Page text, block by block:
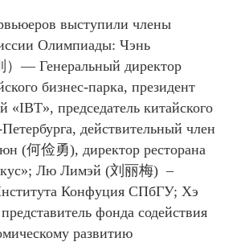
выступили члены
Олимпиады: Чэнь
— Генеральный директор
бизнес-парка, президент
«IBT», председатель китайского
действительный член
(何俭勇), директор ресторана
Лю Лимэй (刘丽梅) –
Конфуция СПбГУ; Хэ
фонда содействия
развитию